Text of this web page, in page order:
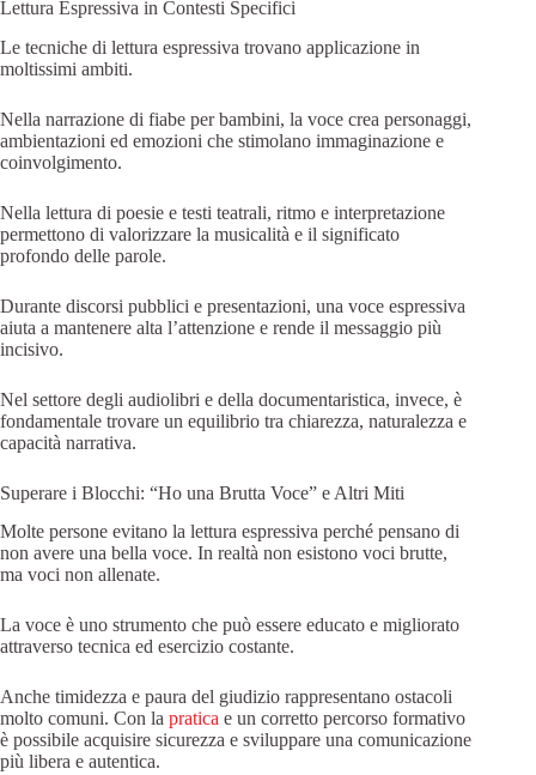
Lettura Espressiva in Contesti Specifici
Le tecniche di lettura espressiva trovano applicazione in
moltissimi ambiti.
Nella narrazione di fiabe per bambini, la voce crea personaggi,
ambientazioni ed emozioni che stimolano immaginazione e
coinvolgimento.
Nella lettura di poesie e testi teatrali, ritmo e interpretazione
permettono di valorizzare la musicalità e il significato
profondo delle parole.
Durante discorsi pubblici e presentazioni, una voce espressiva
aiuta a mantenere alta l’attenzione e rende il messaggio più
incisivo.
Nel settore degli audiolibri e della documentaristica, invece, è
fondamentale trovare un equilibrio tra chiarezza, naturalezza e
capacità narrativa.
Superare i Blocchi: “Ho una Brutta Voce” e Altri Miti
Molte persone evitano la lettura espressiva perché pensano di
non avere una bella voce. In realtà non esistono voci brutte,
ma voci non allenate.
La voce è uno strumento che può essere educato e migliorato
attraverso tecnica ed esercizio costante.
Anche timidezza e paura del giudizio rappresentano ostacoli
molto comuni. Con la pratica e un corretto percorso formativo
è possibile acquisire sicurezza e sviluppare una comunicazione
più libera e autentica.